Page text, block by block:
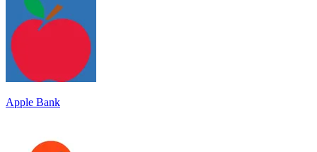
Apple Bank